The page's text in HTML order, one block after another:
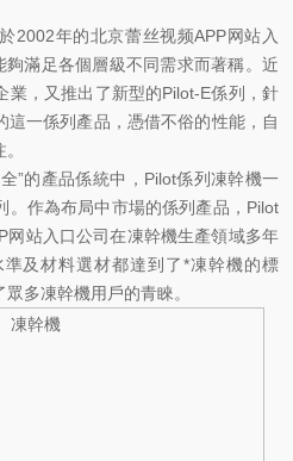
2002年的北京蕾丝视频APP网站入
夠滿足各個層級不同需求而著稱。近
業，又推出了新型的Pilot-E係列，針
一係列產品，憑借不俗的性能，自
”的產品係統中，Pilot係列凍幹機一
。作為布局中市場的係列產品，Pilot
网站入口公司在凍幹機生產領域多年
及材料選材都達到了*凍幹機的標
多凍幹機用戶的青睞。